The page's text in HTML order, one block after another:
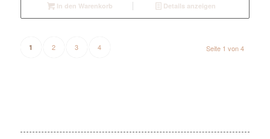
In den Warenkorb Details anzeigen
Seite 1 von 4
1 2 3 4